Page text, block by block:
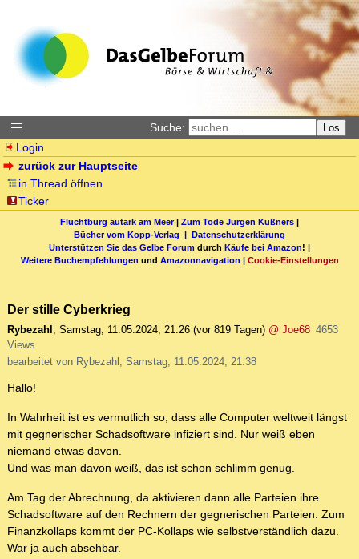
Suche: Los
Login
zurück zur Hauptseite
in Thread öffnen
Ticker
Fluchtburg autark am Meer| Zum Tode Jürgen Küßners |
Bücher vom Kopp-Verlag | Datenschutzerklärung
Unterstützen Sie das Gelbe Forum durch Käufe bei Amazon! |
Weitere Buchempfehlungen und Amazonnavigation | Cookie-Einstellungen
Der stille Cyberkrieg
Rybezahl , Samstag, 11.05.2024, 21:26 (vor 819 Tagen) @ Joe68 4653
Views
bearbeitet von Rybezahl, Samstag, 11.05.2024, 21:38
Hallo!
In Wahrheit ist es vermutlich so, dass alle Computer weltweit längst
mit gegnerischer Schadsoftware infiziert sind. Nur weiß eben
niemand etwas davon.
Und was man davon weiß, das ist schon schlimm genug.
Am Tag der Abrechnung, da aktivieren dann alle Parteien ihre
Schadsoftware auf den Rechnern der gegnerischen Parteien. Zum
Finanzkollaps kommt der PC-Kollaps wie selbstverständlich dazu.
War ja auch absehbar.